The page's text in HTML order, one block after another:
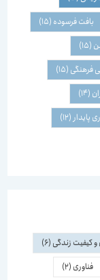
بافت فرسوده(15)
(15)
(12)
زندگی(6)
فناوری(2)